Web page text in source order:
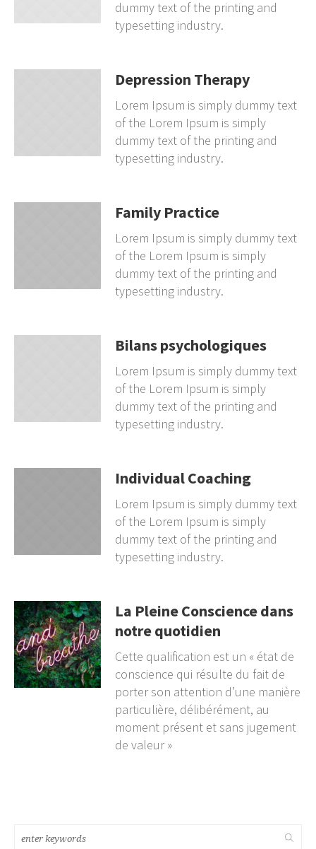
dummy text of the printing and
typesetting industry.
Depression Therapy
Lorem Ipsum is simply dummy text
of the Lorem Ipsum is simply
dummy text of the printing and
typesetting industry.
Family Practice
Lorem Ipsum is simply dummy text
of the Lorem Ipsum is simply
dummy text of the printing and
typesetting industry.
Bilans psychologiques
Lorem Ipsum is simply dummy text
of the Lorem Ipsum is simply
dummy text of the printing and
typesetting industry.
Individual Coaching
Lorem Ipsum is simply dummy text
of the Lorem Ipsum is simply
dummy text of the printing and
typesetting industry.
La Pleine Conscience dans
notre quotidien
Cette qualification est un « état de
conscience qui résulte du fait de
porter son attention d’une manière
particulière, délibérément, au
moment présent et sans jugement
de valeur »